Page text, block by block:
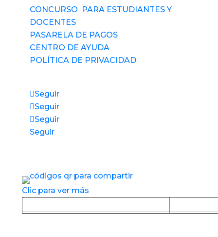
CONCURSO PARA ESTUDIANTES Y
DOCENTES
PASARELA DE PAGOS
CENTRO DE AYUDA
POLÍTICA DE PRIVACIDAD
Seguir
Seguir
Seguir
Seguir
Clic para ver más